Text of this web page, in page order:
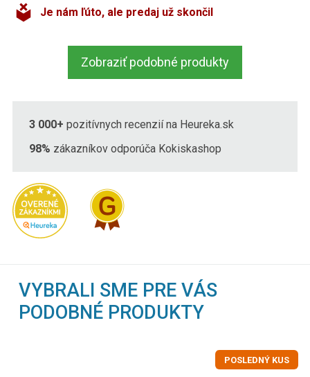
Je nám ľúto, ale predaj už skončil
Zobraziť podobné produkty
3 000+ pozitívnych recenzií na Heureka.sk
98% zákazníkov odporúča Kokiskashop
VYBRALI SME PRE VÁS
PODOBNÉ PRODUKTY
POSLEDNÝ KUS